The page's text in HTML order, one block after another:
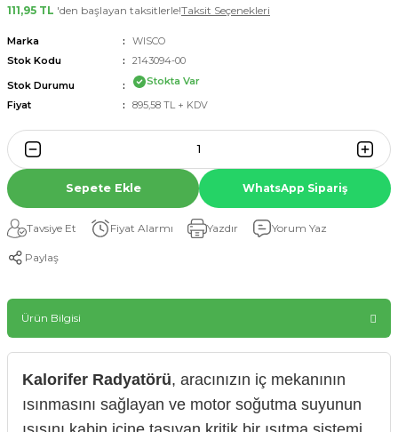
111,95 TL 'den başlayan taksitlerle!Taksit Seçenekleri
Marka
WISCO
Stok Kodu
2143094-00
Stok Durumu
Stokta Var
Fiyat
895,58 TL + KDV
Sepete Ekle WhatsApp Sipariş
Tavsiye Et Fiyat Alarmı Yazdır Yorum Yaz
Paylaş
Ürün Bilgisi
Kalorifer Radyatörü, aracınızın iç mekanının
ısınmasını sağlayan ve motor soğutma suyunun